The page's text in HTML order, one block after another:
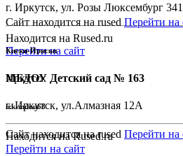
г. Иркутск, ул. Розы Люксембург
Находится на Rused.ru
Перейти на сайт
МБДОУ Детский сад № 163
г. Иркутск, ул.Алмазная 12А
Находится на Rused.ru
Перейти на сайт
Сайт находится на rused Перейти на
Киски-Ириски
Иркутск
irk-mdou68
Сайт находится на rused Перейти на